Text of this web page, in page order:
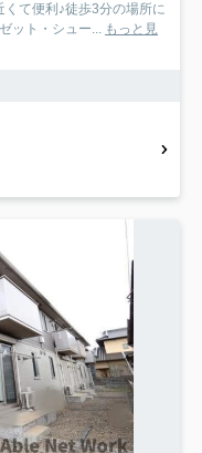
て便利♪徒歩3分の場所に
ット・シュー... もっと見